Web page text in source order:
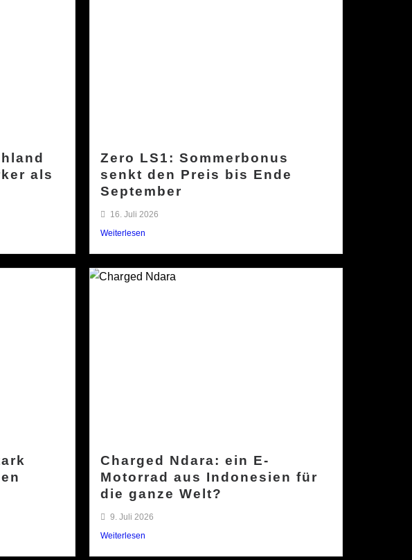
als
Zero LS1: Sommerbonus
senkt den Preis bis Ende
September
16. Juli 2026
Weiterlesen
Charged Ndara: ein E-
Motorrad aus Indonesien für
die ganze Welt?
9. Juli 2026
Weiterlesen